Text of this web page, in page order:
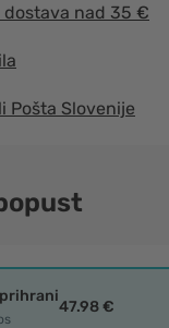
dostava nad 35 €
Pošta Slovenije
47.98 €